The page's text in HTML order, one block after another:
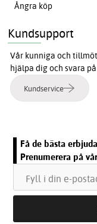
Ångra köp
Kundsupport
Vår kunniga och
hjälpa dig och svara
Kundservice
Få de bästa
Prenumerera på